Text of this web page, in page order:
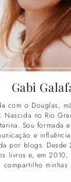
Gabi
com o Douglas,
Nascida no Rio
Sou formada
e
por blogs. Desde
livros e, em
compartilho minhas